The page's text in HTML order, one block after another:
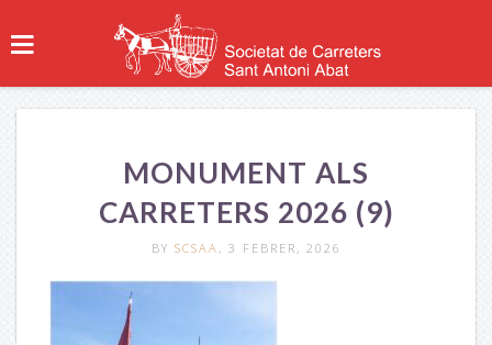
MONUMENT ALS
CARRETERS 2026 (9)
BY SCSAA , 3 FEBRER, 2026